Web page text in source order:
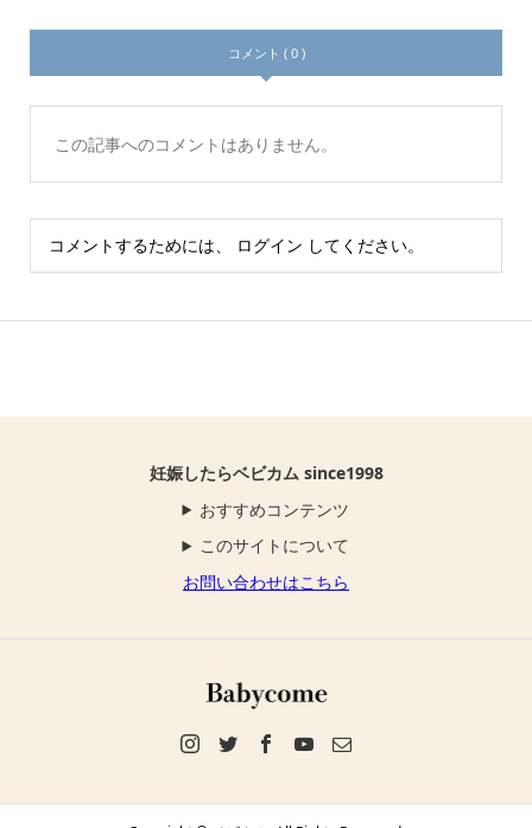
コメント ( 0 )
この記事へのコメントはありません。
コメントするためには、 ログイン してください。
妊娠したらベビカム since1998
おすすめコンテンツ
このサイトについて
お問い合わせはこちら